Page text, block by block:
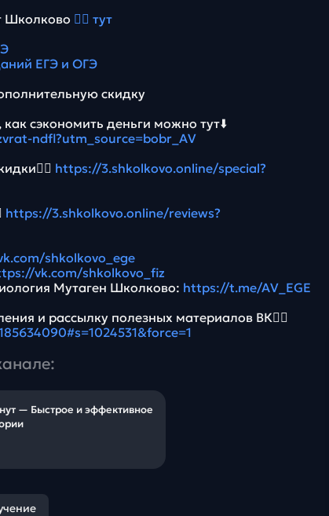
Школково 👉🏻 тут
ЕГЭ и ОГЭ
скидку
сэкономить деньги можно тут⬇️
ndfl?utm_source=bobr_AV
https://3.shkolkovo.online/special?
https://3.shkolkovo.online/reviews?
shkolkovo_ege
vk.com/shkolkovo_fiz
Мутаген Школково: https://t.me/AV_EGE
и рассылку полезных материалов ВК👉🏻
— Быстрое и эффективное